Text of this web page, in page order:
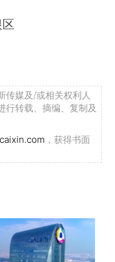
传媒及/或相关权利人
行转载、摘编、复制及
，获得书面